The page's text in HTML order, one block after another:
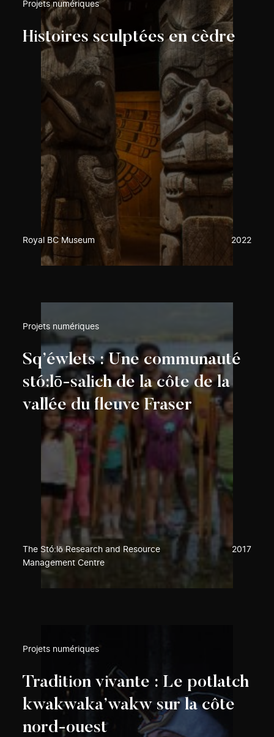
Projets numériques
Histoires sculptées en cèdre
Royal BC Museum 2022
Projets numériques
Sq’éwlets : Une communauté
stó:lō-salich de la côte de la
vallée du fleuve Fraser
The Stó:lō Research and Resource
Management Centre
2017
Projets numériques
Tradition vivante : Le potlatch
kwakwaka’wakw sur la côte
nord-ouest